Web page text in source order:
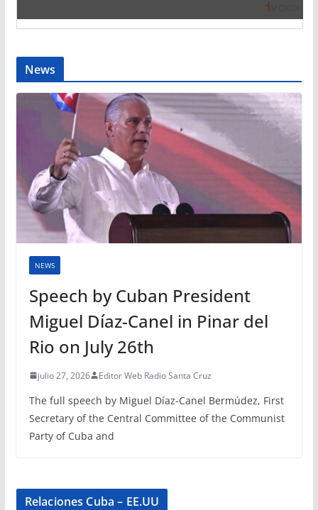
News
NEWS
Speech by Cuban President
Miguel Díaz-Canel in Pinar del
Rio on July 26th
julio 27, 2026 Editor Web Radio Santa Cruz
The full speech by Miguel Díaz-Canel Bermúdez, First
Secretary of the Central Committee of the Communist
Party of Cuba and
Relaciones Cuba – EE.UU